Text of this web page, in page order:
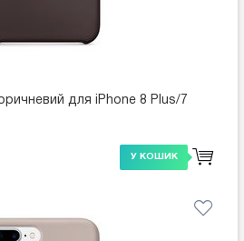
для iPhone 8 Plus/7
У КОШИК